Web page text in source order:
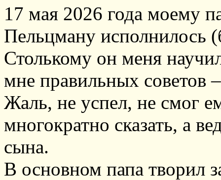
17 мая 2026 года моему
Пельцману исполнилось
Столькому он меня
мне правильных советов
Жаль, не успел, не смог
многократно сказать, а
сына.
В основном папа творил